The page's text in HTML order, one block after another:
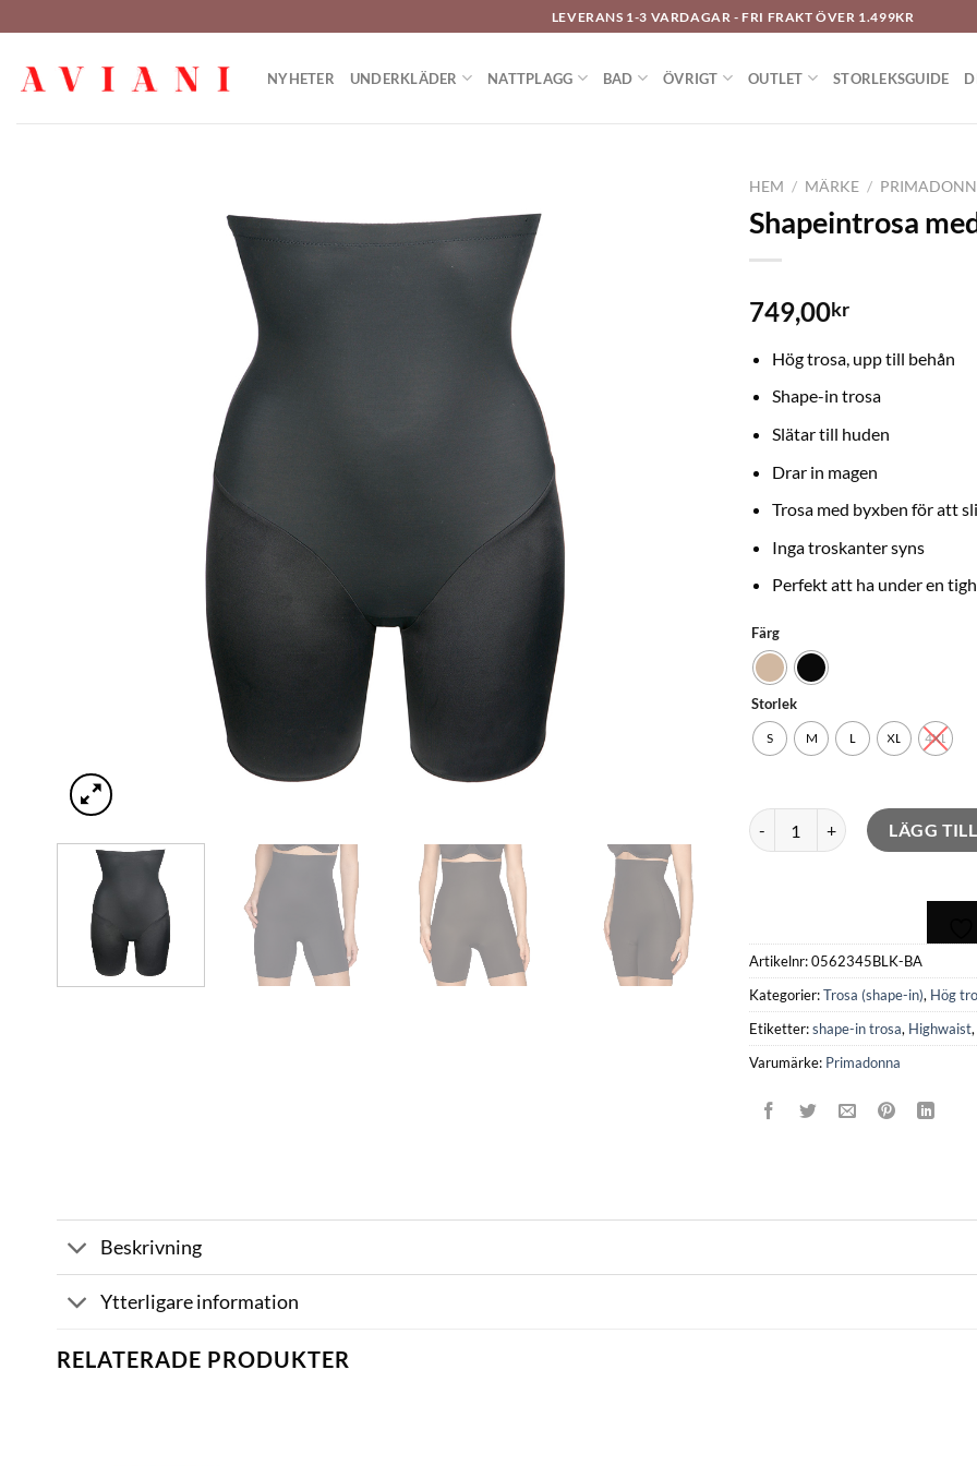
till
innehåll
LEVERANS 1-3 VARDAGAR - FRI FRAKT ÖVER 1.499KR
NYHETER UNDERKLÄDER NATTPLAGG BAD ÖVRIGT OUTLET STORLEKSGUIDE
HEM / MÄRKE /
Shapeintrosa
749,00kr
Hög trosa, upp till behån
Shape-in trosa
Slätar till huden
Drar in magen
Trosa med byxben för att
Inga troskanter syns
Perfekt att ha under en
Färg
Storlek
S M L XL 4XL
Shapeintrosa med ben Perle
LÄGG
Artikelnr:0562345BLK-BA
Kategorier:Trosa (shape-in), Hög
Etiketter:shape-in trosa, Highwaist,
Varumärke: Primadonna
Beskrivning
Ytterligare information
RELATERADE PRODUKTER